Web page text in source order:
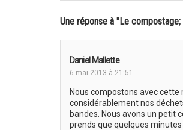
Une réponse à "Le
Daniel Mallette
6 mai 2013 à 21:51
Nous compostons avec cette
considérablement nos
bandes. Nous avons un petit
prends que quelques